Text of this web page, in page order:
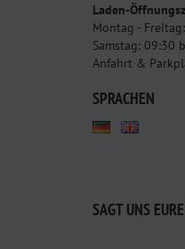
Laden-
Montag -
Samstag: 09:30
Anfahrt &
SPRACHEN
SAGT UNS